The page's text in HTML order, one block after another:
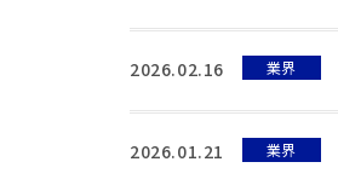
2026.02.16 業界
2026.01.21 業界